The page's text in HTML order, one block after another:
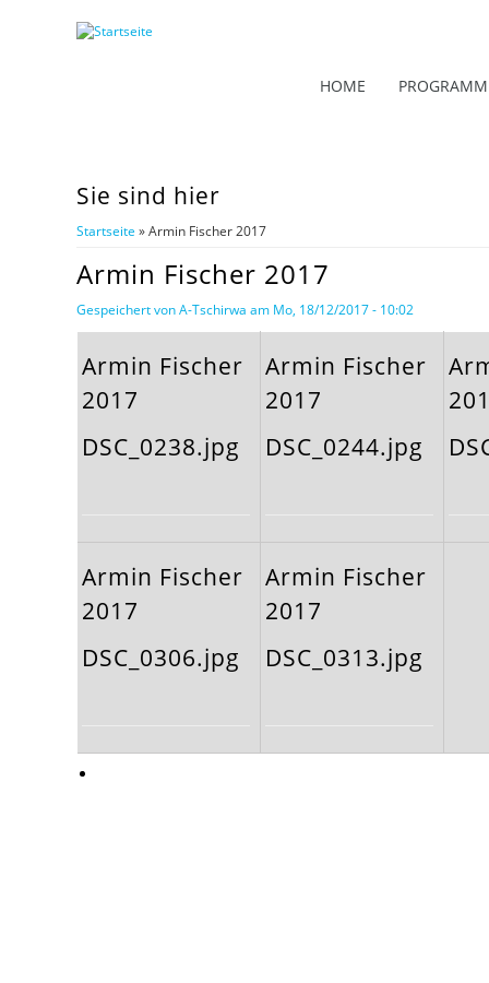
HOME PROGRAMM
Sie sind hier
Startseite » Armin Fischer 2017
Armin Fischer 2017
Gespeichert vonA-Tschirwa am Mo, 18/12/2017 - 10:02
Armin Fischer
2017
DSC_0238.jpg
Armin Fischer
2017
DSC_0244.jpg
Armin Fischer
2017
DSC_0306.jpg
Armin Fischer
2017
DSC_0313.jpg